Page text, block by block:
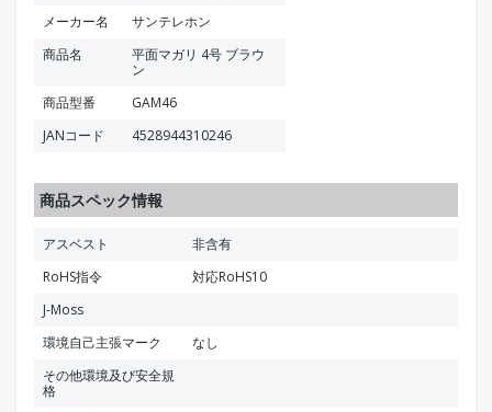
メーカー名
サンテレホン
商品名
平面マガリ 4号 ブラウ
ン
商品型番
GAM46
JANコード
4528944310246
商品スペック情報
アスベスト
非含有
RoHS指令
対応RoHS10
J-Moss
環境自己主張マーク
なし
その他環境及び安全規
格